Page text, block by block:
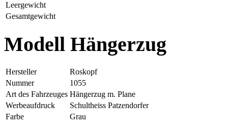
Leergewicht
Gesamtgewicht
Modell Hängerzug
Hersteller
Roskopf
Nummer
1055
Art des Fahrzeuges Hängerzug m. Plane
Werbeaufdruck
Schultheiss Patzendorfer
Farbe
Grau